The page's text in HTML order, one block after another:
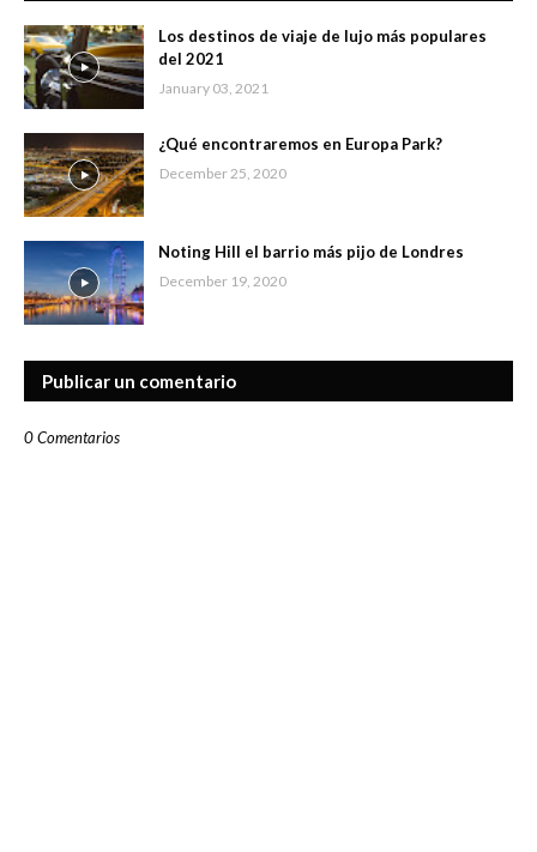
Los destinos de viaje de lujo más populares
del 2021
January 03, 2021
¿Qué encontraremos en Europa Park?
December 25, 2020
Noting Hill el barrio más pijo de Londres
December 19, 2020
Publicar un comentario
0 Comentarios